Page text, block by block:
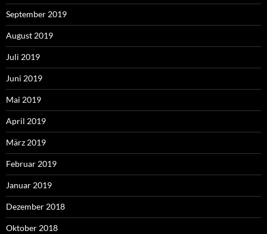
September 2019
August 2019
Juli 2019
Juni 2019
Mai 2019
April 2019
März 2019
Februar 2019
Januar 2019
Dezember 2018
Oktober 2018